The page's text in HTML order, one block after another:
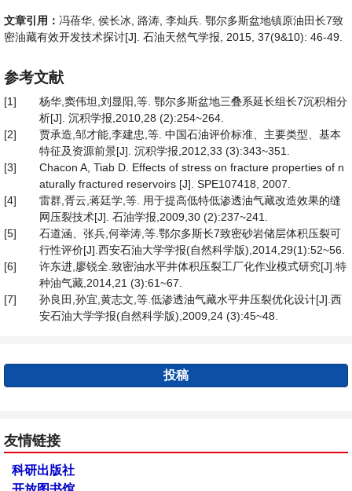
文章引用： 冯蓓华, 侯长冰, 路涛, 李灿兵. 鄂尔多斯盆地镇原油田长7致
密油藏有效开发技术探讨[J]. 石油天然气学报, 2015, 37(9&10): 46-49.
参考文献
[1]
杨华,窦伟坦,刘显阳,等. 鄂尔多斯盆地三叠系延长组长7沉积相分
析[J]. 沉积学报,2010,28 (2):254~264.
[2]
贾承造,邹才能,李建忠,等. 中国石油评价标准、主要类型、基本
特征及资源前景[J]. 沉积学报,2012,33 (3):343~351.
[3]
Chacon A, Tiab D. Effects of stress on fracture properties of n
aturally fractured reservoirs [J]. SPE107418, 2007.
[4]
雷群,胥云,蒋廷学,等. 用于提高低特低渗透油气藏改造效果的缝
网压裂技术[J]. 石油学报,2009,30 (2):237~241.
[5]
石道涵、张兵,何举涛,等.鄂尔多斯长7致密砂岩储层体积压裂可
行性评价[J].西安石油大学学报(自然科学版),2014,29(1):52~56.
[6]
许东进,廖锐全.致密油水平井体积压裂工厂化作业模式研究[J].特
种油气藏,2014,21 (3):61~67.
[7]
孙良田,孙宜,黄志文,等.低渗透油气藏水平井压裂优化设计[J].西
安石油大学学报(自然科学版),2009,24 (3):45~48.
投稿
友情链接
科研出版社